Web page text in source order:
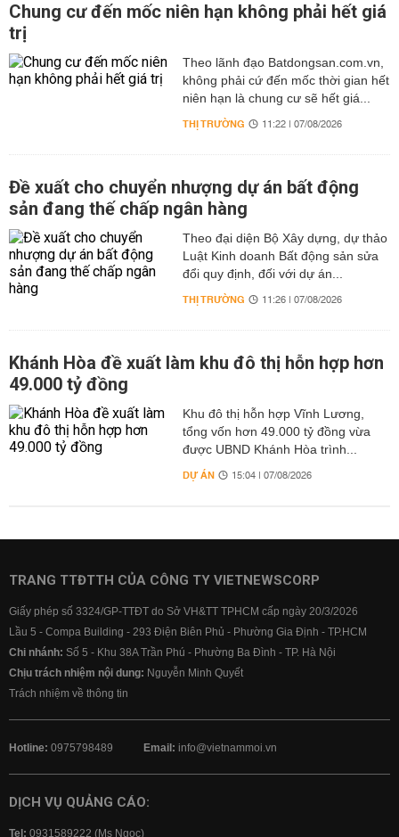
Chung cư đến mốc niên hạn không phải hết giá
trị
Theo lãnh đạo Batdongsan.com.vn,
không phải cứ đến mốc thời gian hết
niên hạn là chung cư sẽ hết giá...
THỊ TRƯỜNG 11:22 | 07/08/2026
Đề xuất cho chuyển nhượng dự án bất động
sản đang thế chấp ngân hàng
Theo đại diện Bộ Xây dựng, dự thảo
Luật Kinh doanh Bất động sản sửa
đổi quy định, đối với dự án...
THỊ TRƯỜNG 11:26 | 07/08/2026
Khánh Hòa đề xuất làm khu đô thị hỗn hợp hơn
49.000 tỷ đồng
Khu đô thị hỗn hợp Vĩnh Lương,
tổng vốn hơn 49.000 tỷ đồng vừa
được UBND Khánh Hòa trình...
DỰ ÁN 15:04 | 07/08/2026
TRANG TTĐTTH CỦA CÔNG TY VIETNEWSCORP
Giấy phép số 3324/GP-TTĐT do Sở VH&TT TPHCM cấp ngày 20/3/2026
Lầu 5 - Compa Building - 293 Điện Biên Phủ - Phường Gia Định - TP.HCM
Chi nhánh: Số 5 - Khu 38A Trần Phú - Phường Ba Đình - TP. Hà Nội
Chịu trách nhiệm nội dung: Nguyễn Minh Quyết
Trách nhiệm về thông tin
Hotline: 0975798489 Email: info@vietnammoi.vn
DỊCH VỤ QUẢNG CÁO:
Tel: 0931589222 (Ms Ngọc)